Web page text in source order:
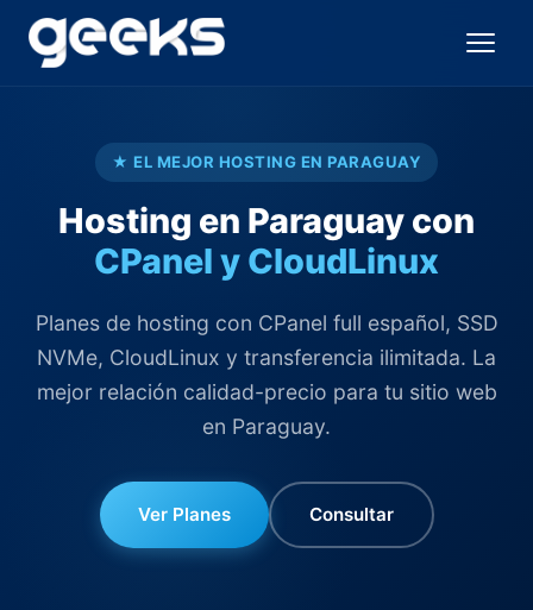
★ EL MEJOR HOSTING EN PARAGUAY
Hosting en Paraguay con
CPanel y CloudLinux
Planes de hosting con CPanel full español, SSD
NVMe, CloudLinux y transferencia ilimitada. La
mejor relación calidad-precio para tu sitio web
en Paraguay.
Ver Planes Consultar